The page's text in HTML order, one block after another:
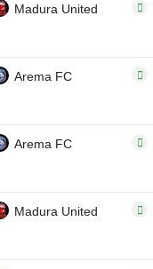
Madura United
Arema FC
Arema FC
Madura United